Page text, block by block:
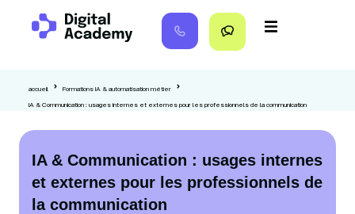
accueil
Formations IA & automatisation métier
IA & Communication : usages internes et externes pour les professionnels de la communication
IA & Communication : usages internes
et externes pour les professionnels de
la communication